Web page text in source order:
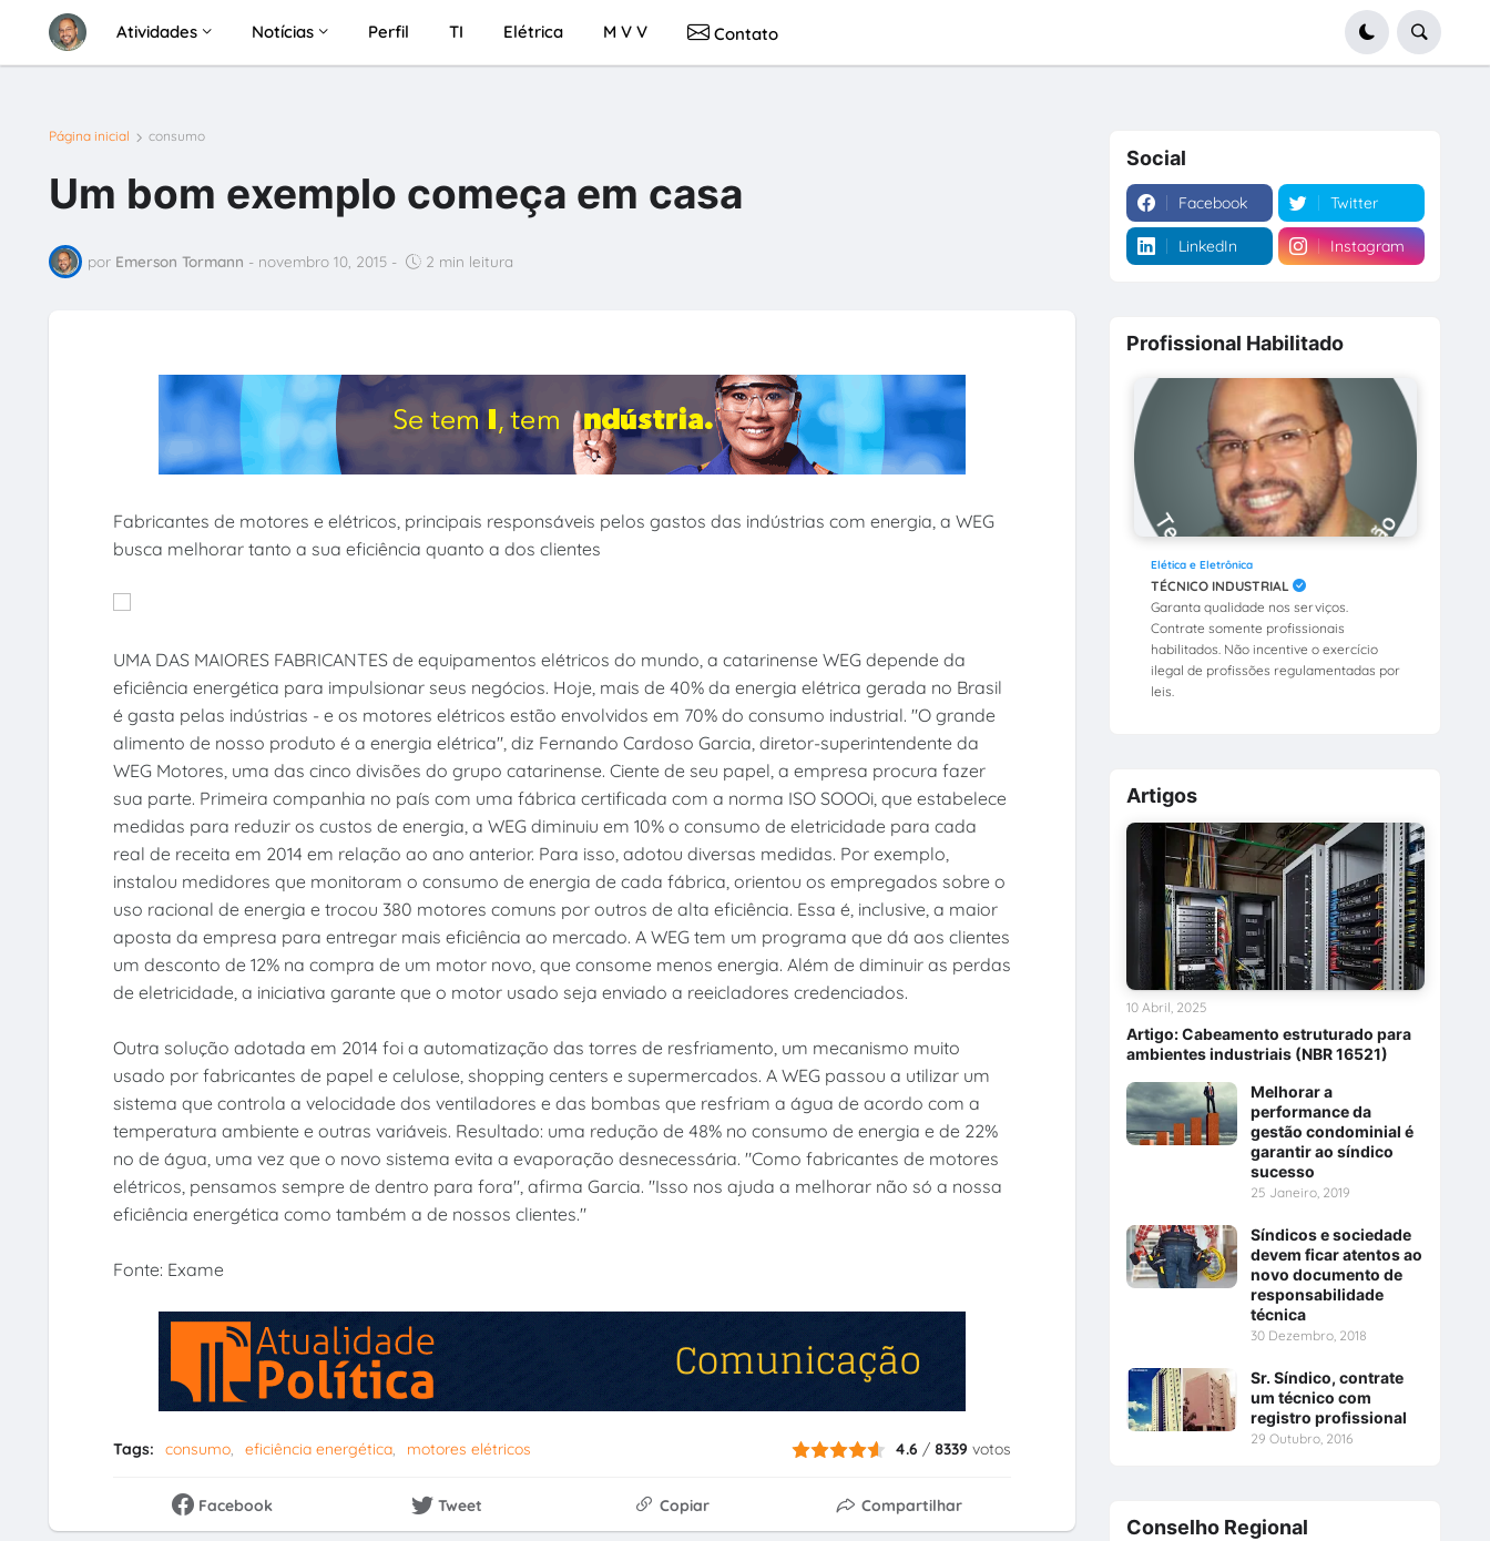
Atividades Notícias Perfil TI Elétrica M V V Contato
Página inicial consumo
Um bom exemplo começa em casa
por Emerson Tormann - novembro 10, 2015 - 2 min leitura
Fabricantes de motores e elétricos, principais responsáveis pelos gastos das indústrias com energia, a WEG
busca melhorar tanto a sua eficiência quanto a dos clientes
UMA DAS MAIORES FABRICANTES de equipamentos elétricos do mundo, a catarinense WEG depende da
eficiência energética para impulsionar seus negócios. Hoje, mais de 40% da energia elétrica gerada no Brasil
é gasta pelas indústrias - e os motores elétricos estão envolvidos em 70% do consumo industrial. "O grande
alimento de nosso produto é a energia elétrica", diz Fernando Cardoso Garcia, diretor-superintendente da
WEG Motores, uma das cinco divisões do grupo catarinense. Ciente de seu papel, a empresa procura fazer
sua parte. Primeira companhia no país com uma fábrica certificada com a norma ISO SOOOi, que estabelece
medidas para reduzir os custos de energia, a WEG diminuiu em 10% o consumo de eletricidade para cada
real de receita em 2014 em relação ao ano anterior. Para isso, adotou diversas medidas. Por exemplo,
instalou medidores que monitoram o consumo de energia de cada fábrica, orientou os empregados sobre o
uso racional de energia e trocou 380 motores comuns por outros de alta eficiência. Essa é, inclusive, a maior
aposta da empresa para entregar mais eficiência ao mercado. A WEG tem um programa que dá aos clientes
um desconto de 12% na compra de um motor novo, que consome menos energia. Além de diminuir as perdas
de eletricidade, a iniciativa garante que o motor usado seja enviado a reeicladores credenciados.
Outra solução adotada em 2014 foi a automatização das torres de resfriamento, um mecanismo muito
usado por fabricantes de papel e celulose, shopping centers e supermercados. A WEG passou a utilizar um
sistema que controla a velocidade dos ventiladores e das bombas que resfriam a água de acordo com a
temperatura ambiente e outras variáveis. Resultado: uma redução de 48% no consumo de energia e de 22%
no de água, uma vez que o novo sistema evita a evaporação desnecessária. "Como fabricantes de motores
elétricos, pensamos sempre de dentro para fora", afirma Garcia. "Isso nos ajuda a melhorar não só a nossa
eficiência energética como também a de nossos clientes."
Fonte: Exame
Tags: consumo eficiência energética motores elétricos 4.6 / 8339 votos
Facebook Tweet Copiar Compartilhar
Social
Facebook Twitter
LinkedIn Instagram
Profissional Habilitado
Elética e Eletrônica
TÉCNICO INDUSTRIAL
Garanta qualidade nos serviços.
Contrate somente profissionais
habilitados. Não incentive o exercício
ilegal de profissões regulamentadas por
leis.
Artigos
Artigo: Cabeamento estruturado para
ambientes industriais (NBR 16521)
10 Abril, 2025
Melhorar a
performance da
gestão condominial é
garantir ao síndico
sucesso
25 Janeiro, 2019
Síndicos e sociedade
devem ficar atentos ao
novo documento de
responsabilidade
técnica
30 Dezembro, 2018
Sr. Síndico, contrate
um técnico com
registro profissional
29 Outubro, 2016
Conselho Regional